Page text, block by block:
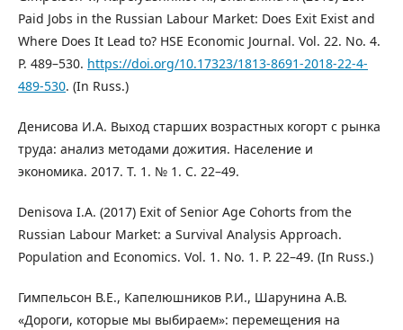
Paid Jobs in the Russian Labour Market: Does Exit Exist and
Where Does It Lead to? HSE Economic Journal. Vol. 22. No. 4.
P. 489–530. https://doi.org/10.17323/1813-8691-2018-22-4-
489-530. (In Russ.)
Денисова И.А. Выход старших возрастных когорт с рынка
труда: анализ методами дожития. Население и
экономика. 2017. Т. 1. № 1. С. 22–49.
Denisova I.A. (2017) Exit of Senior Age Cohorts from the
Russian Labour Market: a Survival Analysis Approach.
Population and Economics. Vol. 1. No. 1. P. 22–49. (In Russ.)
Гимпельсон В.Е., Капелюшников Р.И., Шарунина А.В.
«Дороги, которые мы выбираем»: перемещения на